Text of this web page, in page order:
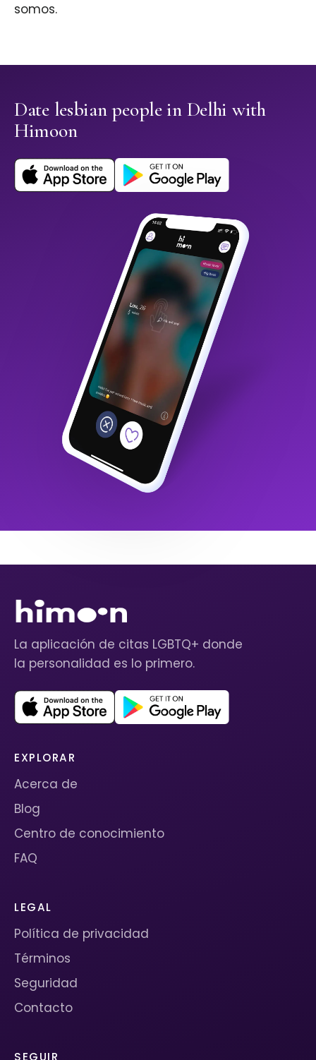
somos.
Date lesbian people in Delhi with
Himoon
La aplicación de citas LGBTQ+ donde
la personalidad es lo primero.
EXPLORAR
Acerca de
Blog
Centro de conocimiento
FAQ
LEGAL
Política de privacidad
Términos
Seguridad
Contacto